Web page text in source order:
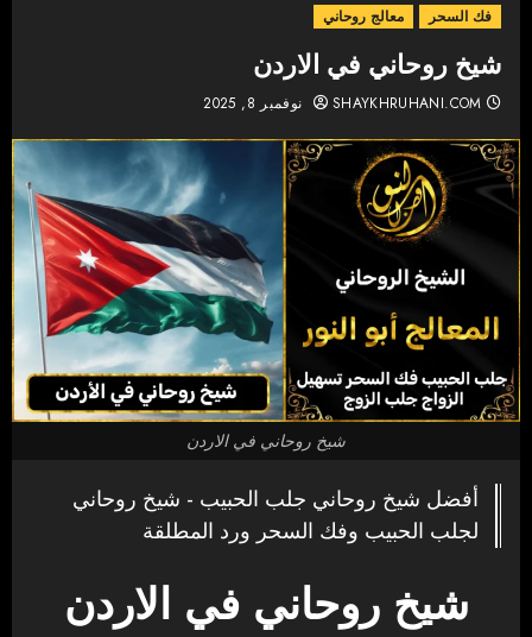
فك السحر
معالج روحاني
شيخ روحاني في الاردن
SHAYKHRUHANI.COM نوفمبر 8, 2025
شيخ روحاني في الاردن
أفضل شيخ روحاني جلب الحبيب - شيخ روحاني
لجلب الحبيب وفك السحر ورد المطلقة
شيخ روحاني في الاردن